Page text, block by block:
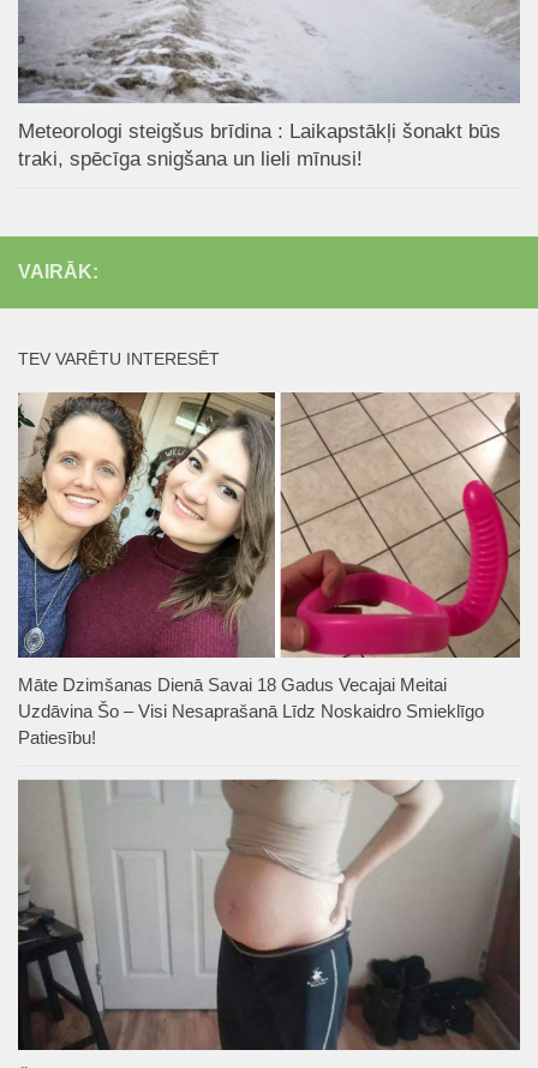
Meteorologi steigšus brīdina : Laikapstākļi šonakt būs
traki, spēcīga snigšana un lieli mīnusi!
VAIRĀK:
TEV VARĒTU INTERESĒT
Māte Dzimšanas Dienā Savai 18 Gadus Vecajai Meitai
Uzdāvina Šo – Visi Nesaprašanā Līdz Noskaidro Smieklīgo
Patiesību!